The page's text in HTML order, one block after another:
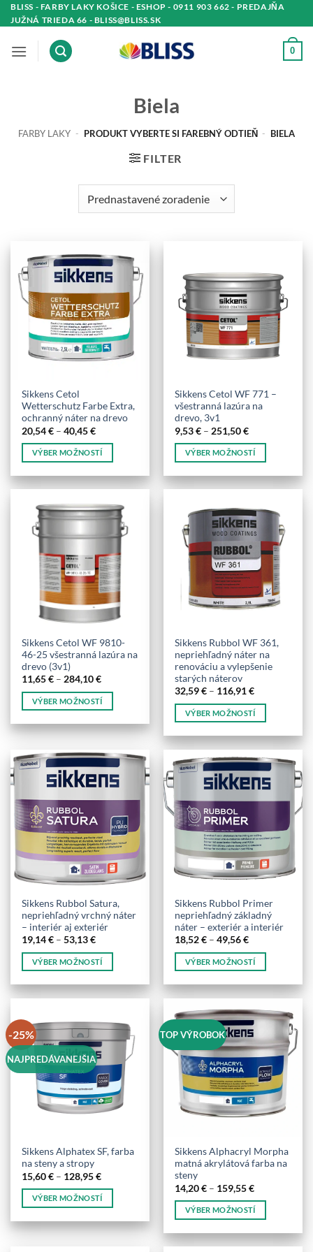
Skip
to
BLISS - FARBY LAKY KOŠICE - ESHOP - 0911 903 662 - PREDAJŇA
JUŽNÁ TRIEDA 66 - BLISS@BLISS.SK
0
Biela
FARBY LAKY - PRODUKT VYBERTE SI FAREBNÝ ODTIEŇ - BIELA
FILTER
Sikkens Cetol
Wetterschutz Farbe Extra,
ochranný náter na drevo
20,54€ – 40,45€Price
20,54 €
through
40,45 €
VÝBER MOŽNOSTÍ
produkt
viacero
variantov.
Možnosti
môžete
vybrať
stránke
Sikkens Cetol WF 771 –
všestranná lazúra na
drevo, 3v1
9,53€ – 251,50€Price
9,53 €
through
251,50 €
VÝBER MOŽNOSTÍ
produkt
viacero
variantov.
Možnosti
môžete
vybrať
na
Sikkens Cetol WF 9810-
46-25 všestranná lazúra na
drevo (3v1)
11,65€ – 284,10€Price
11,65 €
through
VÝBER MOŽNOSTÍ
produkt
viacero
variantov.
Možnosti
si
môžete
vybrať
na
stránke
produktu.
Sikkens Rubbol WF 361,
nepriehľadný náter na
renováciu a vylepšenie
starých náterov
32,59€ – 116,91€Price
32,59 €
through
VÝBER MOŽNOSTÍ
produkt
má
viacero
variantov.
Možnosti
si
môžete
vybrať
stránke
Sikkens Rubbol Satura,
nepriehľadný vrchný náter
– interiér aj exteriér
19,14€ – 53,13€Price
19,14 €
through
VÝBER MOŽNOSTÍ
produkt
viacero
variantov.
si
môžete
vybrať
Sikkens Rubbol Primer
nepriehľadný základný
náter – exteriér a interiér
18,52€ – 49,56€Price
18,52 €
through
VÝBER MOŽNOSTÍ
produkt
viacero
variantov.
Možnosti
si
môžete
vybrať
na
-25%
NAJPREDÁVANEJŠIA
Sikkens Alphatex SF, farba
na steny a stropy
15,60€ – 128,95€Price
15,60 €
through
128,95 €
VÝBER MOŽNOSTÍ
produkt
TOP VÝROBOK
Sikkens Alphacryl Morpha
matná akrylátová farba na
steny
14,20€ – 159,55€Price
14,20 €
through
159,55 €
VÝBER MOŽNOSTÍ
produkt